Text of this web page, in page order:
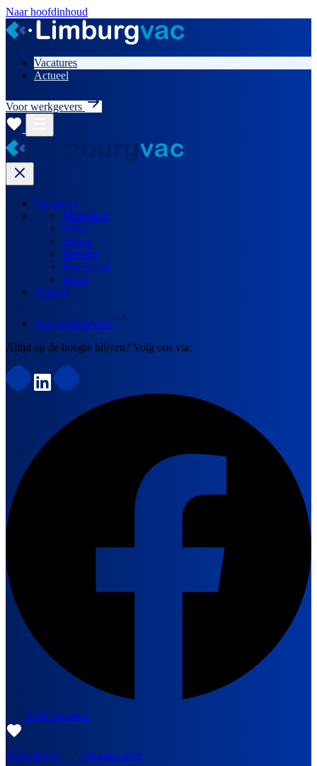
Naar hoofdinhoud
Vacatures
Actueel
Voor werkgevers
Vacatures
Maastricht
Venlo
Sittard
Heerlen
Roermond
Weert
Actueel
Voor werkgevers
Altijd op de hoogte blijven? Volg ons via:
Zoek vacature
Opgeslagen Vacature alert